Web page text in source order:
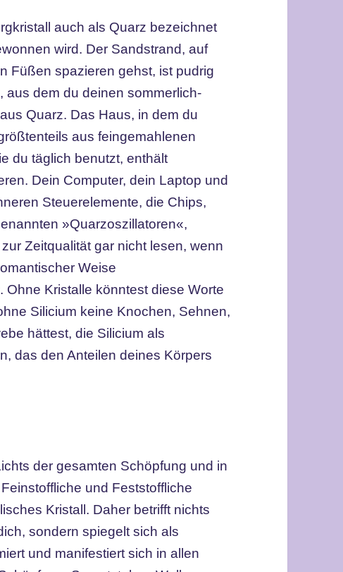
auch als Quarz bezeichnet
wird. Der Sandstrand, auf
Füßen spazieren gehst, ist pudrig
aus dem du deinen sommerlich-
Quarz. Das Haus, in dem du
aus feingemahlenen
du täglich benutzt, enthält
Dein Computer, dein Laptop und
Steuerelemente, die Chips,
»Quarzoszillatoren«,
Zeitqualität gar nicht lesen, wenn
Weise
Kristalle könntest diese Worte
Silicium keine Knochen, Sehnen,
hättest, die Silicium als
das den Anteilen deines Körpers
der gesamten Schöpfung und in
und Feststoffliche
Kristall. Daher betrifft nichts
sondern spiegelt sich als
und manifestiert sich in allen